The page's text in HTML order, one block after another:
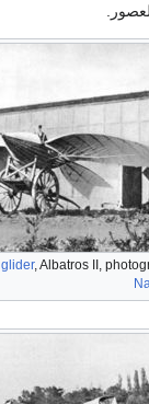
glider, Albatros II,